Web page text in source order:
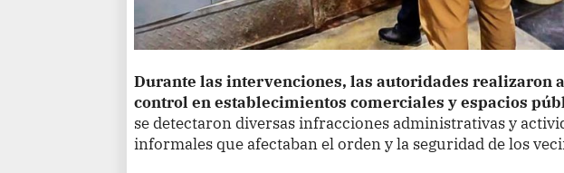
Durante las intervenciones, las autoridades realizaron
control en establecimientos comerciales y espacios
se detectaron diversas infracciones administrativas y
informales que afectaban el orden y la seguridad de los